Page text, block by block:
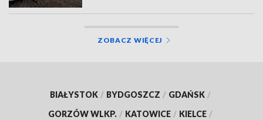
ZOBACZ WIĘCEJ
BIAŁYSTOK / BYDGOSZCZ / GDAŃSK /
GORZÓW WLKP. / KATOWICE / KIELCE /